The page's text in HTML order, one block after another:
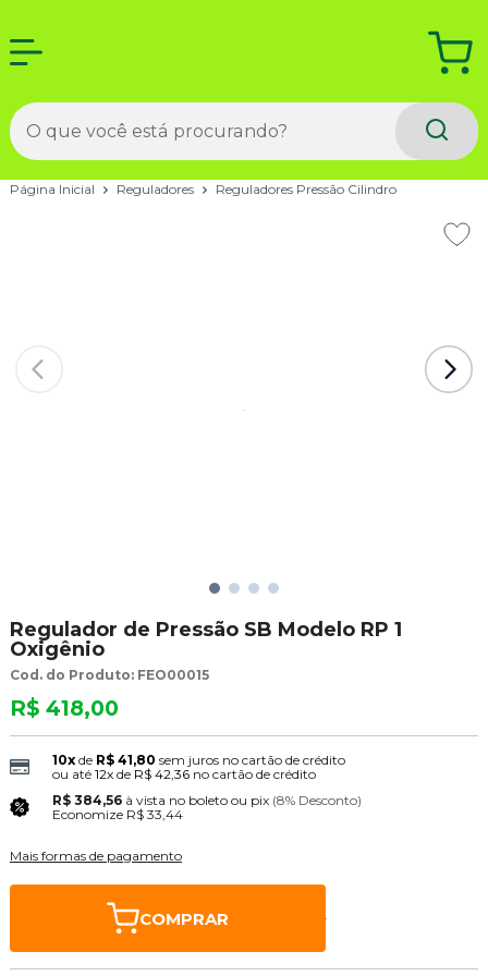
Página Inicial Reguladores Reguladores Pressão Cilindro
Regulador de Pressão SB Modelo RP 1
Oxigênio
Cod. do Produto: FEO00015
R$ 418,00
10xde R$ 41,80 sem juros no cartão de crédito
ou até 12xde R$ 42,36no cartão de crédito
R$ 384,56 à vista no boleto ou pix (8% Desconto)
Economize R$ 33,44
Mais formas de pagamento
COMPRAR